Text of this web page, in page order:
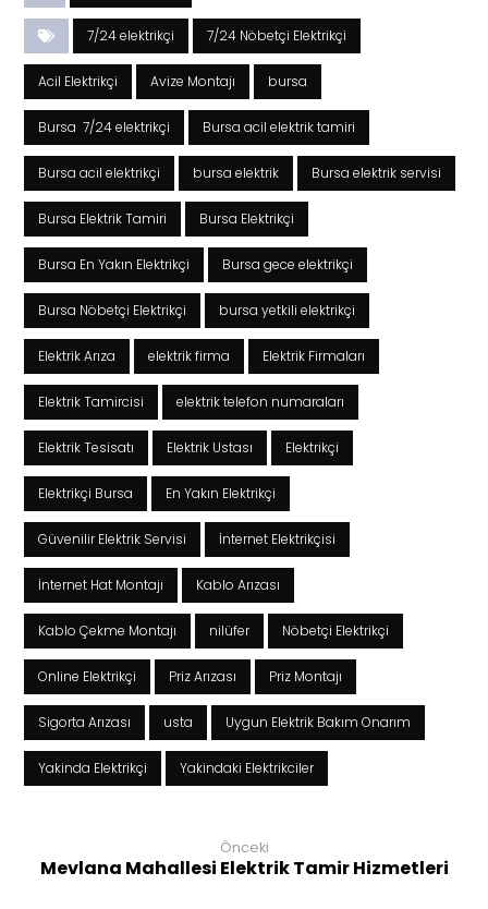
7/24 elektrikçi 7/24 Nöbetçi Elektrikçi
Acil Elektrikçi Avize Montajı bursa
Bursa 7/24 elektrikçi Bursa acil elektrik tamiri
Bursa acil elektrikçi bursa elektrik Bursa elektrik servisi
Bursa Elektrik Tamiri Bursa Elektrikçi
Bursa En Yakın Elektrikçi Bursa gece elektrikçi
Bursa Nöbetçi Elektrikçi bursa yetkili elektrikçi
Elektrik Arıza elektrik firma Elektrik Firmaları
Elektrik Tamircisi elektrik telefon numaraları
Elektrik Tesisatı Elektrik Ustası Elektrikçi
Elektrikçi Bursa En Yakın Elektrikçi
Güvenilir Elektrik Servisi İnternet Elektrikçisi
İnternet Hat Montajı Kablo Arızası
Kablo Çekme Montajı nilüfer Nöbetçi Elektrikçi
Online Elektrikçi Priz Arızası Priz Montajı
Sigorta Arızası usta Uygun Elektrik Bakım Onarım
Yakinda Elektrikçi Yakindaki Elektrikciler
Önceki
Mevlana Mahallesi Elektrik Tamir Hizmetleri